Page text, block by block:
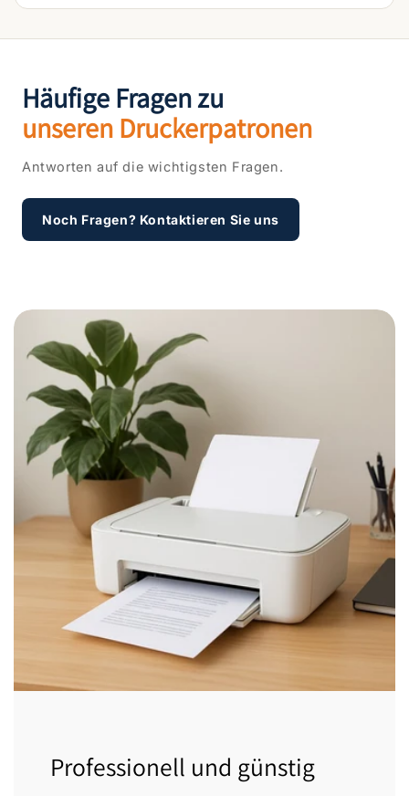
Häufige Fragen zu
unseren Druckerpatronen
Antworten auf die wichtigsten Fragen.
Noch Fragen? Kontaktieren Sie uns
Professionell und günstig